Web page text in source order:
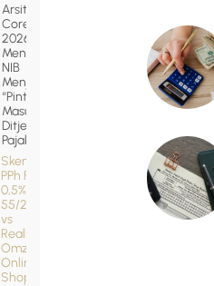
Arsitektur
Coretax
2026:
Mengapa
NIB
Menjadi
“Pintu
Masuk”
Ditjen
Pajak?
Skema
PPh Final
0,5% (PP
55/2022)
vs
Realita
Omzet
Online
Shop